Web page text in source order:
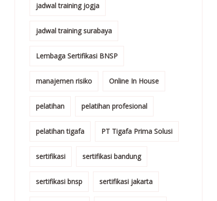
jadwal training jogja
jadwal training surabaya
Lembaga Sertifikasi BNSP
manajemen risiko Online In House
pelatihan pelatihan profesional
pelatihan tigafa PT Tigafa Prima Solusi
sertifikasi sertifikasi bandung
sertifikasi bnsp sertifikasi jakarta